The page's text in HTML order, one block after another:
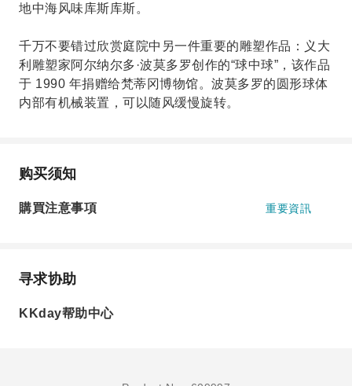
地中海风味库斯库斯。
千万不要错过欣赏庭院中另一件重要的雕塑作品：义大
利雕塑家阿尔纳尔多·波莫多罗创作的“球中球”，该作品
于 1990 年捐赠给梵蒂冈博物馆。波莫多罗的圆形球体
内部有机械装置，可以随风缓慢旋转。
购买须知
購買注意事項 重要資訊
寻求协助
KKday帮助中心